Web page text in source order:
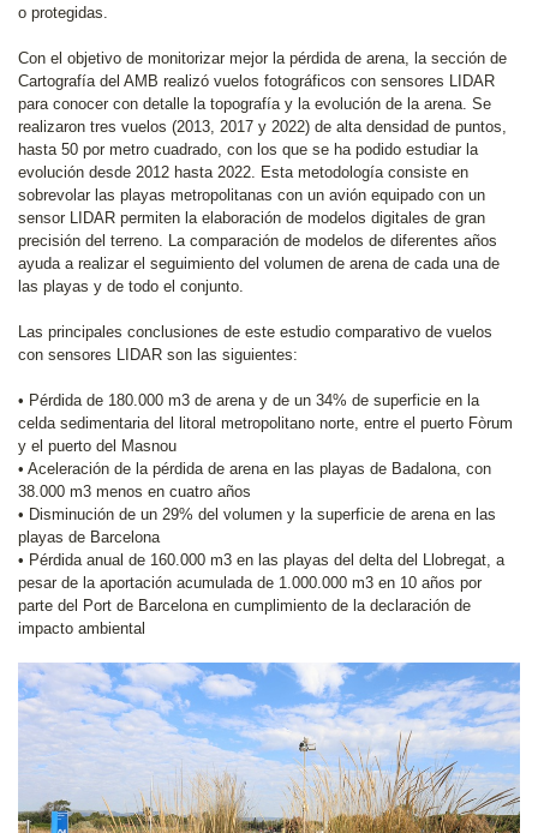
o protegidas.
Con el objetivo de monitorizar mejor la pérdida de arena, la sección de
Cartografía del AMB realizó vuelos fotográficos con sensores LIDAR
para conocer con detalle la topografía y la evolución de la arena. Se
realizaron tres vuelos (2013, 2017 y 2022) de alta densidad de puntos,
hasta 50 por metro cuadrado, con los que se ha podido estudiar la
evolución desde 2012 hasta 2022. Esta metodología consiste en
sobrevolar las playas metropolitanas con un avión equipado con un
sensor LIDAR permiten la elaboración de modelos digitales de gran
precisión del terreno. La comparación de modelos de diferentes años
ayuda a realizar el seguimiento del volumen de arena de cada una de
las playas y de todo el conjunto.
Las principales conclusiones de este estudio comparativo de vuelos
con sensores LIDAR son las siguientes:
• Pérdida de 180.000 m3 de arena y de un 34% de superficie en la
celda sedimentaria del litoral metropolitano norte, entre el puerto Fòrum
y el puerto del Masnou
• Aceleración de la pérdida de arena en las playas de Badalona, con
38.000 m3 menos en cuatro años
• Disminución de un 29% del volumen y la superficie de arena en las
playas de Barcelona
• Pérdida anual de 160.000 m3 en las playas del delta del Llobregat, a
pesar de la aportación acumulada de 1.000.000 m3 en 10 años por
parte del Port de Barcelona en cumplimiento de la declaración de
impacto ambiental